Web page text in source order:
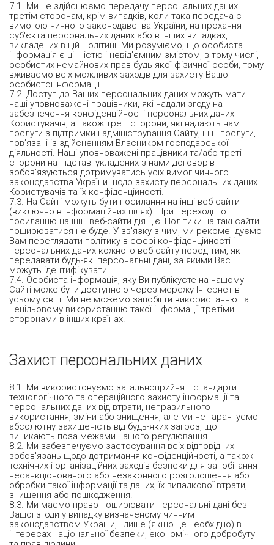
7.1. Ми не здійснюємо передачу персональних даних
третім сторонам, крім випадків, коли така передача є
вимогою чинного законодавства України, на прохання
суб'єкта персональних даних або в інших випадках,
викладених в цій Політиці. Ми розуміємо, що особиста
інформація є цінністю і невід'ємним змістом, в тому числі,
особистих немайнових прав будь-якої фізичної особи, тому
вживаємо всіх можливих заходів для захисту Вашої
особистої інформації.
7.2. Доступ до Ваших персональних даних можуть мати
наші уповноважені працівники, які надали згоду на
забезпечення конфіденційності персональних даних
Користувачів, а також треті сторони, які надають нам
послуги з підтримки і адміністрування Сайту, інші послуги,
пов’язані із здійсненням Власником господарської
діяльності. Наші уповноважені працівники та/або треті
сторони на підставі укладених з нами договорів
зобов’язуються дотримуватись усіх вимог чинного
законодавства України щодо захисту персональних даних
Користувачів та їх конфіденційності.
7.3. На Сайті можуть бути посилання на інші веб-сайти
(виключно в інформаційних цілях). При переході по
посиланню на інші веб-сайти дія цієї Політики на такі сайти
поширюватися не буде. У зв'язку з чим, ми рекомендуємо
Вам переглядати політику в сфері конфіденційності і
персональних даних кожного веб-сайту перед тим, як
передавати будь-які персональні дані, за якими Вас
можуть ідентифікувати.
7.4. Особиста інформація, яку Ви публікуєте на нашому
Сайті може бути доступною через мережу Інтернет в
усьому світі. Ми не можемо запобігти використанню та
нецільовому використанню такої інформації третіми
сторонами в інших країнах.
Захист персональних даних
8.1. Ми використовуємо загальноприйняті стандарти
технологічного та операційного захисту інформації та
персональних даних від втрати, неправильного
використання, зміни або знищення, але ми не гарантуємо
абсолютну захищеність від будь-яких загроз, що
виникають поза межами нашого регулювання.
8.2. Ми забезпечуємо застосування всіх відповідних
зобов'язань щодо дотримання конфіденційності, а також
технічних і організаційних заходів безпеки для запобігання
несанкціонованого або незаконного розголошення або
обробки такої інформації та даних, їх випадкової втрати,
знищення або пошкодження.
8.3. Ми маємо право поширювати персональні дані без
Вашої згоди у випадку визначеному чинним
законодавством України, і лише (якщо це необхідно) в
інтересах національної безпеки, економічного добробуту